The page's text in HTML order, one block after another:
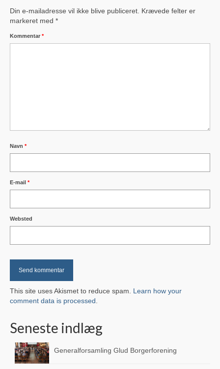
Fakta og historie
Dagplejer & Børnehaver
Dagpleje i nærheden
Glud Forsamlingshus
Gårdsalg ved landevejen
Renovation
Teltudlejning
Glud i medierne
Din e-mailadresse vil ikke blive publiceret. Krævede felter er
markeret med *
Kommentar *
Navn *
E-mail *
Websted
This site uses Akismet to reduce spam. Learn how your
comment data is processed
Seneste indlæg
Generalforsamling Glud Borgerforening